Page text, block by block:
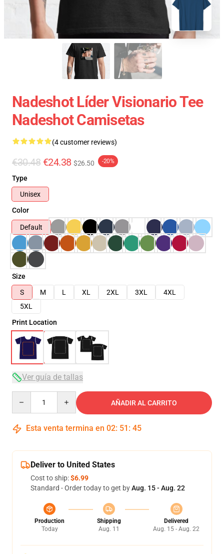
Nadeshot Líder Visionario Tee
Nadeshot Camisetas
(4 customer reviews)
€30.48 €24.38 $26.50 -20%
Type
Unisex
Color
Default
Size
S
M L XL 2XL 3XL
4XL
5XL
Print Location
Ver guía de tallas
AÑADIR AL CARRITO
Esta venta termina en 02: 51 : 45
Deliver to United States
Cost to ship:$6.99
Standard - Order today to get byAug. 15 - Aug. 22
Production
Today
Shipping
Aug. 11
Delivered
Aug. 15 - Aug. 22